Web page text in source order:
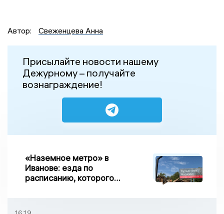
Автор: Свеженцева Анна
Присылайте новости нашему
Дежурному – получайте
вознаграждение!
«Наземное метро» в
Иванове: езда по
расписанию, которого